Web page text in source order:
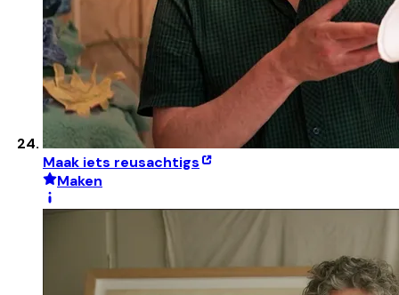
Maak iets reusachtigs
Maken